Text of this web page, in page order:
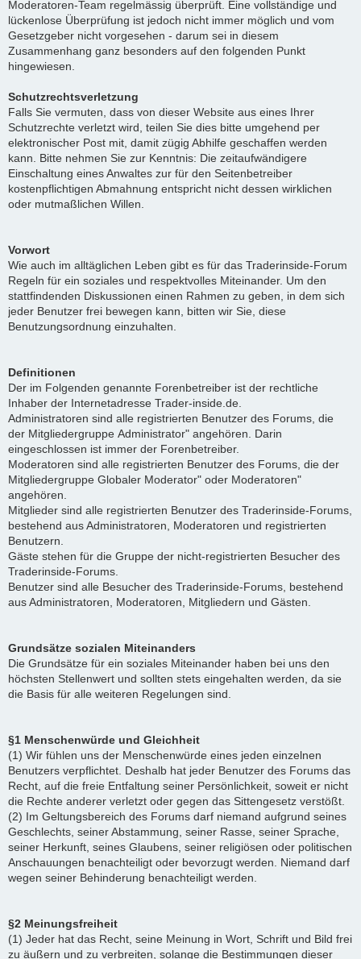
Moderatoren-Team regelmässig überprüft. Eine vollständige und
lückenlose Überprüfung ist jedoch nicht immer möglich und vom
Gesetzgeber nicht vorgesehen - darum sei in diesem
Zusammenhang ganz besonders auf den folgenden Punkt
hingewiesen.
Schutzrechtsverletzung
Falls Sie vermuten, dass von dieser Website aus eines Ihrer
Schutzrechte verletzt wird, teilen Sie dies bitte umgehend per
elektronischer Post mit, damit zügig Abhilfe geschaffen werden
kann. Bitte nehmen Sie zur Kenntnis: Die zeitaufwändigere
Einschaltung eines Anwaltes zur für den Seitenbetreiber
kostenpflichtigen Abmahnung entspricht nicht dessen wirklichen
oder mutmaßlichen Willen.
Vorwort
Wie auch im alltäglichen Leben gibt es für das Traderinside-Forum
Regeln für ein soziales und respektvolles Miteinander. Um den
stattfindenden Diskussionen einen Rahmen zu geben, in dem sich
jeder Benutzer frei bewegen kann, bitten wir Sie, diese
Benutzungsordnung einzuhalten.
Definitionen
Der im Folgenden genannte Forenbetreiber ist der rechtliche
Inhaber der Internetadresse Trader-inside.de.
Administratoren sind alle registrierten Benutzer des Forums, die
der Mitgliedergruppe Administrator" angehören. Darin
eingeschlossen ist immer der Forenbetreiber.
Moderatoren sind alle registrierten Benutzer des Forums, die der
Mitgliedergruppe Globaler Moderator" oder Moderatoren"
angehören.
Mitglieder sind alle registrierten Benutzer des Traderinside-Forums,
bestehend aus Administratoren, Moderatoren und registrierten
Benutzern.
Gäste stehen für die Gruppe der nicht-registrierten Besucher des
Traderinside-Forums.
Benutzer sind alle Besucher des Traderinside-Forums, bestehend
aus Administratoren, Moderatoren, Mitgliedern und Gästen.
Grundsätze sozialen Miteinanders
Die Grundsätze für ein soziales Miteinander haben bei uns den
höchsten Stellenwert und sollten stets eingehalten werden, da sie
die Basis für alle weiteren Regelungen sind.
§1 Menschenwürde und Gleichheit
(1) Wir fühlen uns der Menschenwürde eines jeden einzelnen
Benutzers verpflichtet. Deshalb hat jeder Benutzer des Forums das
Recht, auf die freie Entfaltung seiner Persönlichkeit, soweit er nicht
die Rechte anderer verletzt oder gegen das Sittengesetz verstößt.
(2) Im Geltungsbereich des Forums darf niemand aufgrund seines
Geschlechts, seiner Abstammung, seiner Rasse, seiner Sprache,
seiner Herkunft, seines Glaubens, seiner religiösen oder politischen
Anschauungen benachteiligt oder bevorzugt werden. Niemand darf
wegen seiner Behinderung benachteiligt werden.
§2 Meinungsfreiheit
(1) Jeder hat das Recht, seine Meinung in Wort, Schrift und Bild frei
zu äußern und zu verbreiten, solange die Bestimmungen dieser